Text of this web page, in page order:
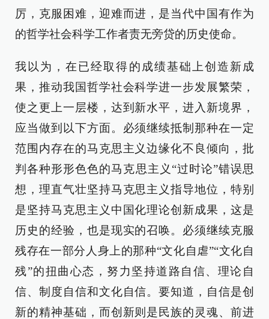
厉，克服困难，迎难而进，是当代中国有作为
的哲学社会科学工作者责无旁贷的历史使命。
我以为，在已经取得的成绩基础上创造新成
果，推动我国哲学社会科学进一步发展繁荣，
使之更上一层楼，达到新水平，进入新境界，
应当做到以下方面。必须继续抵制那种在一定
范围内存在的马克思主义边缘化不良倾向，批
判各种形形色色的马克思主义“过时论”错误思
想，理直气壮坚持马克思主义指导地位，特别
是坚持马克思主义中国化理论创新成果，这是
历史的经验，也是现实的召唤。必须继续克服
残存在一部分人身上的那种“文化自虐”“文化自
残”的扭曲心态，努力坚持道路自信、理论自
信、制度自信和文化自信。要知道，自信是创
新的精神基础，而创新则是民族的灵魂、前进